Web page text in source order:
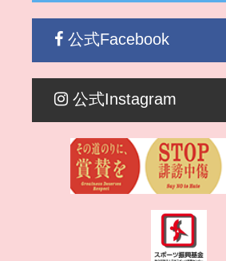
公式Facebook
公式Instagram